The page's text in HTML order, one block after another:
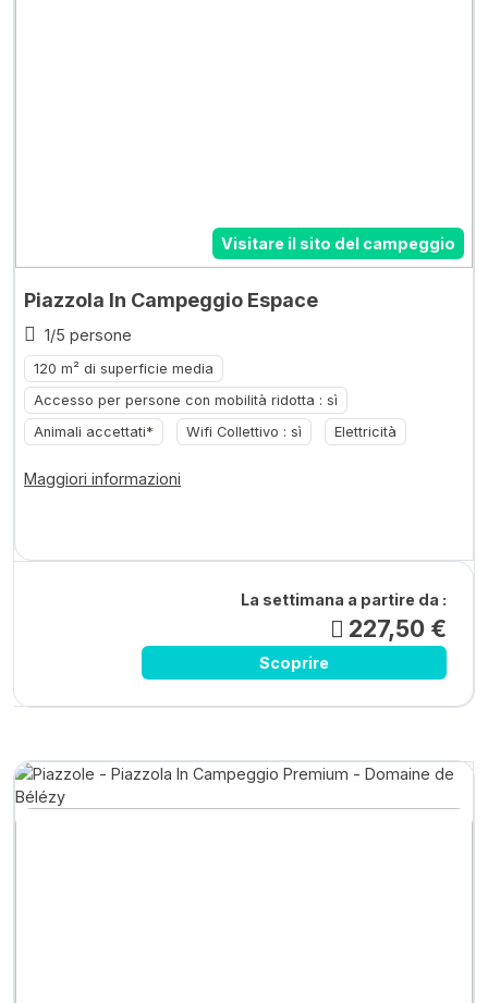
Visitare il sito del campeggio
Piazzola In Campeggio Espace
1/5 persone
120 m² di superficie media
Accesso per persone con mobilità ridotta : sì
Animali accettati*
Wifi Collettivo : sì Elettricità
Maggiori informazioni
La settimana a partire da :
227,50 €
Scoprire